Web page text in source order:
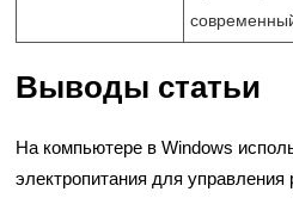
Выводы статьи
На компьютере в Windows
электропитания для управления